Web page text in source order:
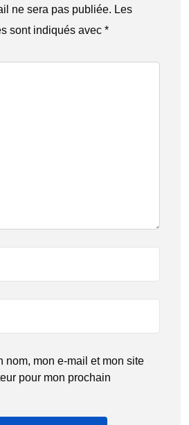
ne sera pas publiée. Les
sont indiqués avec *
nom, mon e-mail et mon site
pour mon prochain